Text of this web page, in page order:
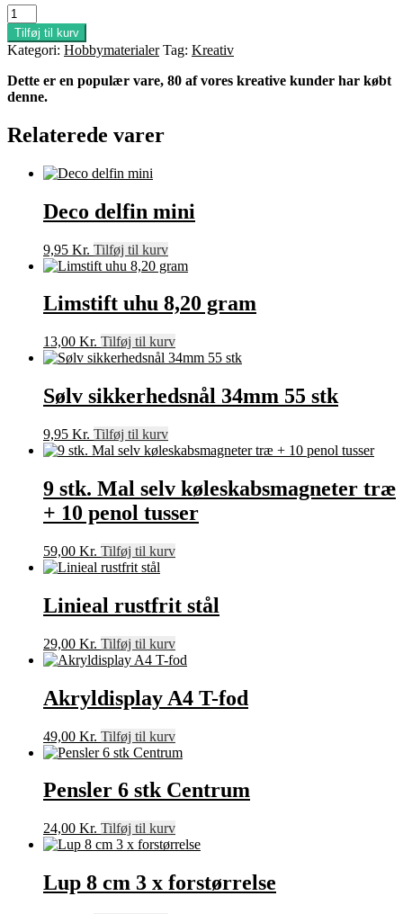
Lerværktøj
plastik
3
stk
antal
Tilføj til kurv
Kategori: Hobbymaterialer Tag: Kreativ
Dette er en populær vare, 80 af vores kreative kunder har købt
denne.
Relaterede varer
Deco delfin mini
9,95 Kr. Tilføj til kurv
Limstift uhu 8,20 gram
13,00 Kr. Tilføj til kurv
Sølv sikkerhedsnål 34mm 55 stk
9,95 Kr. Tilføj til kurv
9 stk. Mal selv køleskabsmagneter træ
+ 10 penol tusser
59,00 Kr. Tilføj til kurv
Linieal rustfrit stål
29,00 Kr. Tilføj til kurv
Akryldisplay A4 T-fod
49,00 Kr. Tilføj til kurv
Pensler 6 stk Centrum
24,00 Kr. Tilføj til kurv
Lup 8 cm 3 x forstørrelse